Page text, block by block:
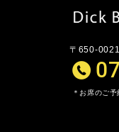
〒650-
お席のご予